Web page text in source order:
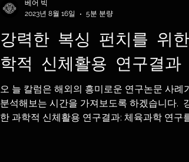
강력한 복싱 펀치를 위
학적 신체활용 연구결과
오 늘 칼럼은 해외의 흥미로운 연구논문 사례
분석해보는 시간을 가져보도록 하겠습니다.
한 과학적 신체활용 연구결과: 체육과학 연구
베어 빅
2023년 8월 16일
5분 분량